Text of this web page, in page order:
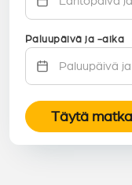
Paluupäivä ja -aika
Täytä